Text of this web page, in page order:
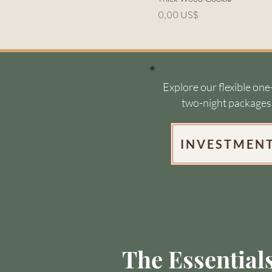
Precio
0,00 US$
Explore our flexible
two-night
The